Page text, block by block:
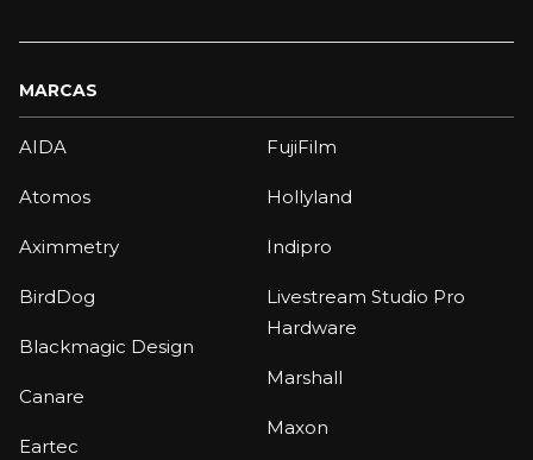
MARCAS
AIDA
Atomos
Aximmetry
BirdDog
Blackmagic Design
Canare
Eartec
FujiFilm
Hollyland
Indipro
Livestream Studio Pro
Hardware
Marshall
Maxon